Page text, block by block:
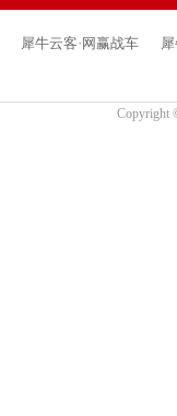
犀牛云客·网赢战车
Copyright